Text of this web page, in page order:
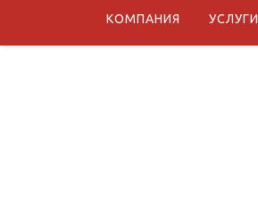
КОМПАНИЯ УСЛУГИ